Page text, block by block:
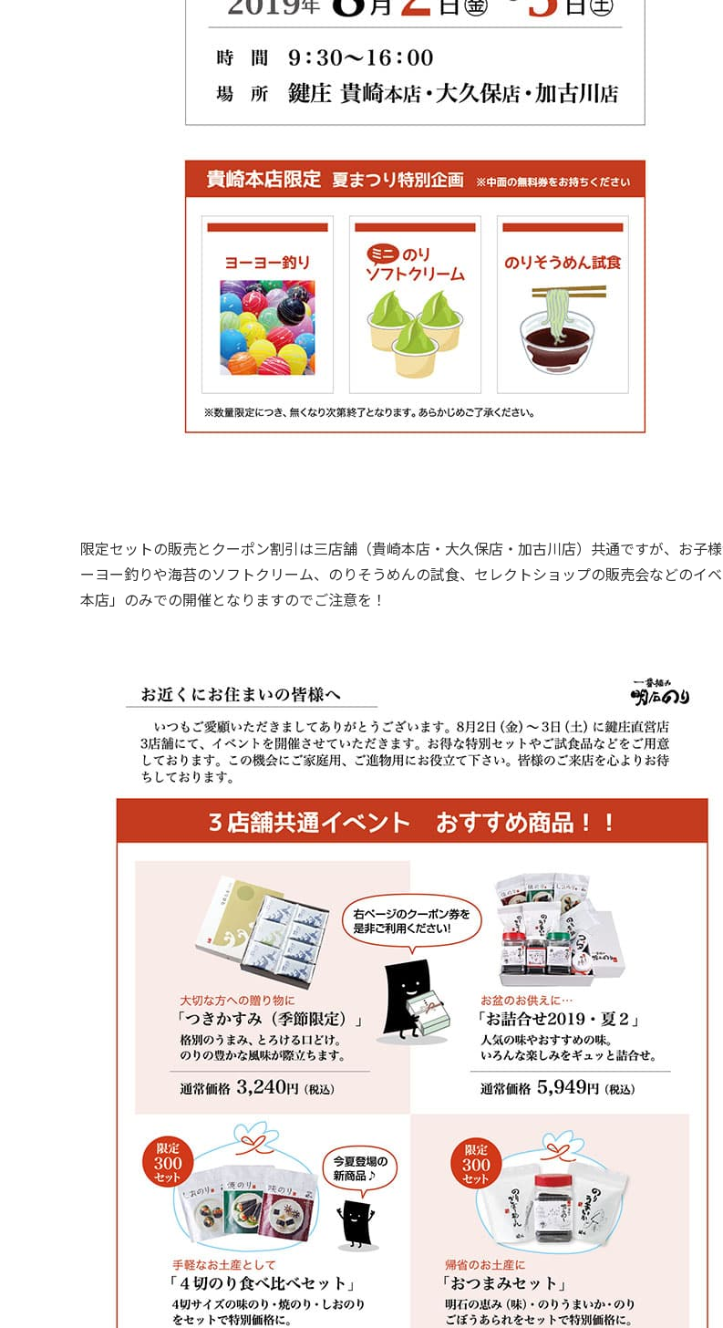
限定セットの販売とクーポン割引は三店舗（貴崎本店・大久保店・加古川店）共通ですが、お子
ーヨー釣りや海苔のソフトクリーム、のりそうめんの試食、セレクトショップの販売会などのイ
本店」のみでの開催となりますのでご注意を！